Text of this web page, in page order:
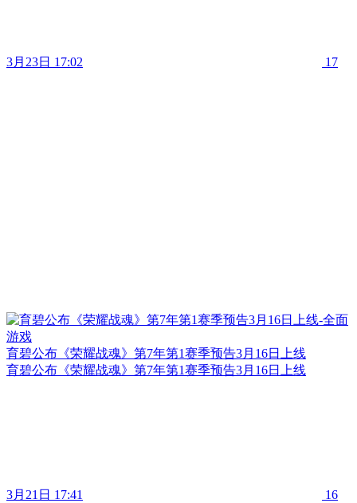
3月23日 17:02 17
育碧公布《荣耀战魂》第7年第1赛季预告3月16日上线
育碧公布《荣耀战魂》第7年第1赛季预告3月16日上线
3月21日 17:41 16